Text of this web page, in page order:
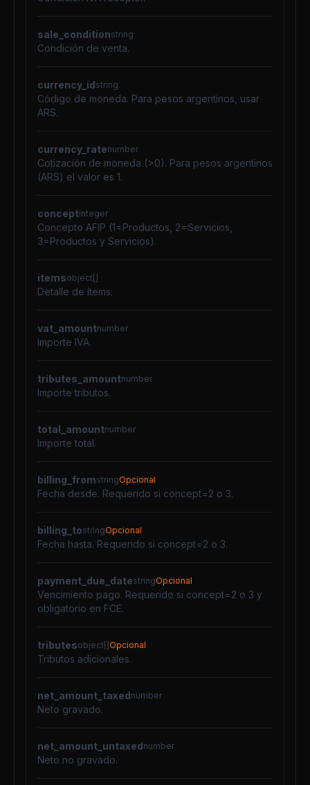
sale_conditionstring
Condición de venta.
currency_idstring
Código de moneda. Para pesos argentinos, usar
ARS.
currency_ratenumber
Cotización de moneda (>0). Para pesos argentinos
(ARS) el valor es 1.
conceptinteger
Concepto AFIP (1=Productos, 2=Servicios,
3=Productos y Servicios).
itemsobject[]
Detalle de ítems.
vat_amountnumber
Importe IVA.
tributes_amountnumber
Importe tributos.
total_amountnumber
Importe total.
billing_fromstringOpcional
Fecha desde. Requerido si concept=2 o 3.
billing_tostringOpcional
Fecha hasta. Requerido si concept=2 o 3.
payment_due_datestringOpcional
Vencimiento pago. Requerido si concept=2 o 3 y
obligatorio en FCE.
tributesobject[]Opcional
Tributos adicionales.
net_amount_taxednumber
Neto gravado.
net_amount_untaxednumber
Neto no gravado.